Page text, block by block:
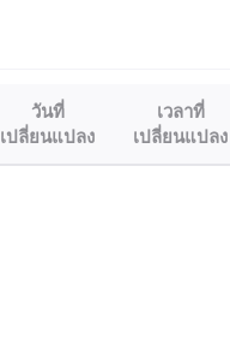
วันที่
เปลี่ยนแปลง
เวลาที่
เปลี่ยนแปลง